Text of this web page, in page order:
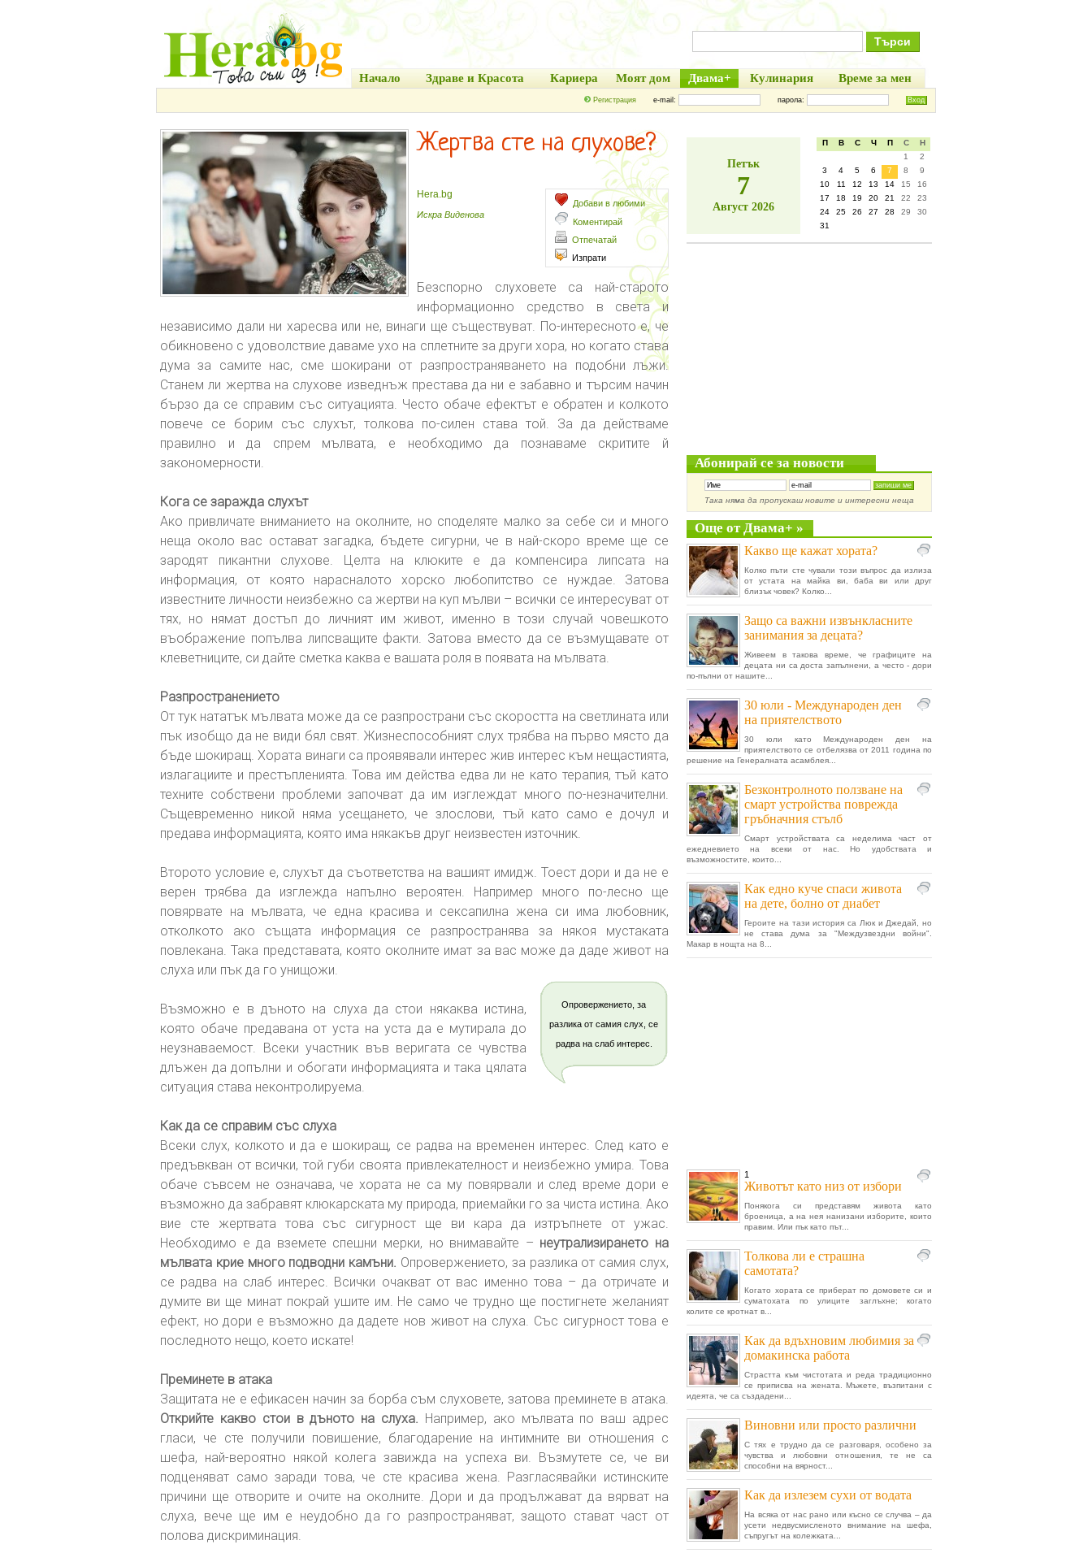
Начало Здраве и Красота Кариера Моят дом Двама+ Кулинария Време за мен
Регистрация e-mail: парола:
Жертва сте на слухове?
Добави в любими
Коментирай
Отпечатай
Изпрати
Hera.bg
Искра Виденова
Безспорно слуховете са най-старото
информационно средство в света и
независимо дали ни харесва или не, винаги ще съществуват. По-интересното е, че
обикновено с удоволствие даваме ухо на сплетните за други хора, но когато става
дума за самите нас, сме шокирани от разпространяването на подобни лъжи.
Станем ли жертва на слухове изведнъж престава да ни е забавно и търсим начин
бързо да се справим със ситуацията. Често обаче ефектът е обратен и колкото
повече се борим със слухът, толкова по-силен става той. За да действаме
правилно и да спрем мълвата, е необходимо да познаваме скритите й
закономерности.
Кога се заражда слухът
Ако привличате вниманието на околните, но споделяте малко за себе си и много
неща около вас остават загадка, бъдете сигурни, че в най-скоро време ще се
зародят пикантни слухове. Целта на клюките е да компенсира липсата на
информация, от която нарасналото хорско любопитство се нуждае. Затова
известните личности неизбежно са жертви на куп мълви – всички се интересуват от
тях, но нямат достъп до личният им живот, именно в този случай човешкото
въображение попълва липсващите факти. Затова вместо да се възмущавате от
клеветниците, си дайте сметка каква е вашата роля в появата на мълвата.
Разпространението
От тук нататък мълвата може да се разпространи със скоростта на светлината или
пък изобщо да не види бял свят. Жизнеспособният слух трябва на първо място да
бъде шокиращ. Хората винаги са проявявали интерес жив интерес към нещастията,
излагациите и престъпленията. Това им действа едва ли не като терапия, тъй като
техните собствени проблеми започват да им изглеждат много по-незначителни.
Същевременно никой няма усещането, че злослови, тъй като само е дочул и
предава информацията, която има някакъв друг неизвестен източник.
Второто условие е, слухът да съответства на вашият имидж. Тоест дори и да не е
верен трябва да изглежда напълно вероятен. Например много по-лесно ще
повярвате на мълвата, че една красива и сексапилна жена си има любовник,
отколкото ако същата информация се разпространява за някоя мустаката
повлекана. Така представата, която околните имат за вас може да даде живот на
слуха или пък да го унищожи.
Опровержението, за
разлика от самия слух, се
радва на слаб интерес.
Възможно е в дъното на слуха да стои някаква истина,
която обаче предавана от уста на уста да е мутирала до
неузнаваемост. Всеки участник във веригата се чувства
длъжен да допълни и обогати информацията и така цялата
ситуация става неконтролируема.
Как да се справим със слуха
Всеки слух, колкото и да е шокиращ, се радва на временен интерес. След като е
предъвкван от всички, той губи своята привлекателност и неизбежно умира. Това
обаче съвсем не означава, че хората не са му повярвали и след време дори е
възможно да забравят клюкарската му природа, приемайки го за чиста истина. Ако
вие сте жертвата това със сигурност ще ви кара да изтръпнете от ужас.
Необходимо е да вземете спешни мерки, но внимавайте – неутрализирането на
мълвата крие много подводни камъни. Опровержението, за разлика от самия слух,
се радва на слаб интерес. Всички очакват от вас именно това – да отричате и
думите ви ще минат покрай ушите им. Не само че трудно ще постигнете желаният
ефект, но дори е възможно да дадете нов живот на слуха. Със сигурност това е
последното нещо, което искате!
Преминете в атака
Защитата не е ефикасен начин за борба съм слуховете, затова преминете в атака.
Открийте какво стои в дъното на слуха. Например, ако мълвата по ваш адрес
гласи, че сте получили повишение, благодарение на интимните ви отношения с
шефа, най-вероятно някой колега завижда на успеха ви. Възмутете се, че ви
подценяват само заради това, че сте красива жена. Разгласявайки истинските
причини ще отворите и очите на околните. Дори и да продължават да вярват на
слуха, вече ще им е неудобно да го разпространяват, защото стават част от
полова дискриминация.
Петък
7
Август 2026
П В С Ч П С
Н
1
2
3
4 5 6 7 8
9
10
11 12 13 14 15
16
17
18 19 20 21 22
23
24
25 26 27 28 29
30
31
Абонирай се за новости
Така няма да пропускаш новите и интересни неща
Още от Двама+ »
Какво ще кажат хората?
Колко пъти сте чували този въпрос да излиза
от устата на майка ви, баба ви или друг
близък човек? Колко...
Защо са важни извънкласните
занимания за децата?
Живеем в такова време, че графиците на
децата ни са доста запълнени, а често - дори
по-пълни от нашите...
30 юли - Международен ден
на приятелството
30 юли като Mеждународен ден на
приятелството се отбелязва от 2011 година по
решение на Генералната асамблея...
Безконтролното ползване на
смарт устройства поврежда
гръбначния стълб
Смарт устройствата са неделима част от
ежедневието на всеки от нас. Но удобствата и
възможностите, които...
Как едно куче спаси живота
на дете, болно от диабет
Героите на тази история са Люк и Джедай, но
не става дума за "Междузвездни войни".
Макар в нощта на 8...
1
Животът като низ от избори
Понякога си представям живота като
броеница, а на нея нанизани изборите, които
правим. Или пък като път...
Толкова ли е страшна
самотата?
Когато хората се приберат по домовете си и
суматохата по улиците заглъхне; когато
колите се кротнат в...
Как да вдъхновим любимия за
домакинска работа
Страстта към чистотата и реда традиционно
се приписва на жената. Мъжете, възпитани с
идеята, че са създадени...
Виновни или просто различни
С тях е трудно да се разговаря, особено за
чувства и любовни отношения, те не са
способни на вярност...
Как да излезем сухи от водата
На всяка от нас рано или късно се случва – да
усети недвусмисленото внимание на шефа,
съпругът на колежката...